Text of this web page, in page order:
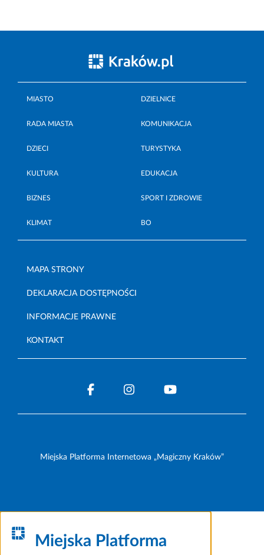
MIASTO DZIELNICE
RADA MIASTA KOMUNIKACJA
DZIECI TURYSTYKA
KULTURA EDUKACJA
BIZNES SPORT I ZDROWIE
KLIMAT BO
MAPA STRONY
DEKLARACJA DOSTĘPNOŚCI
INFORMACJE PRAWNE
KONTAKT
Miejska Platforma Internetowa „Magiczny Kraków”
Miejska Platforma